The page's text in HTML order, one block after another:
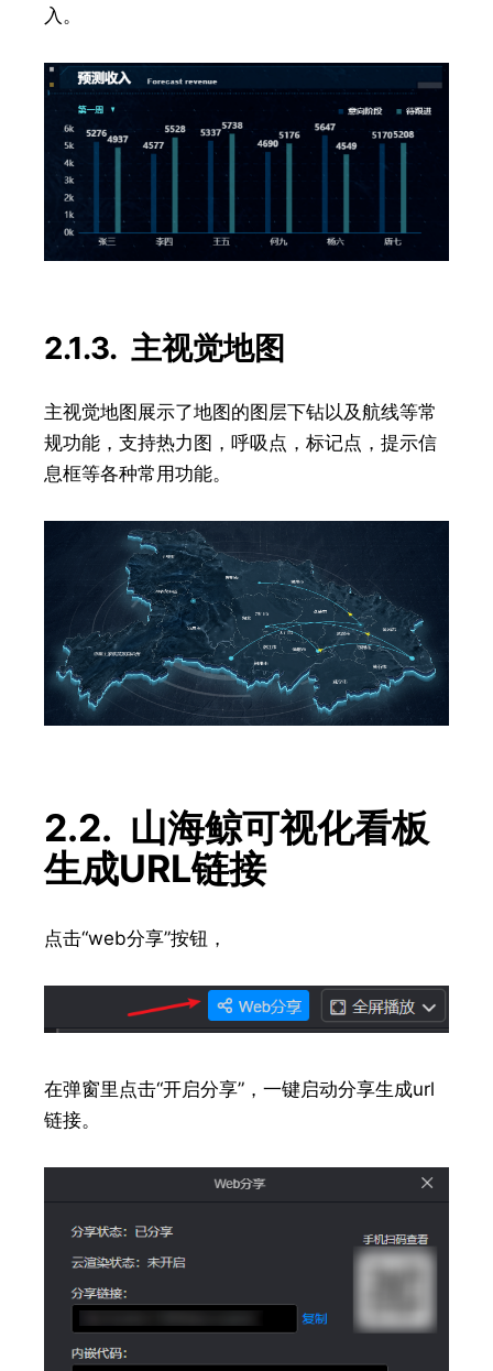
入。
2.1.3. 主视觉地图
主视觉地图展示了地图的图层下钻以及航线等常
规功能，支持热力图，呼吸点，标记点，提示信
息框等各种常用功能。
2.2. 山海鲸可视化看板
生成URL链接
点击“web分享”按钮，
在弹窗里点击“开启分享”，一键启动分享生成url
链接。